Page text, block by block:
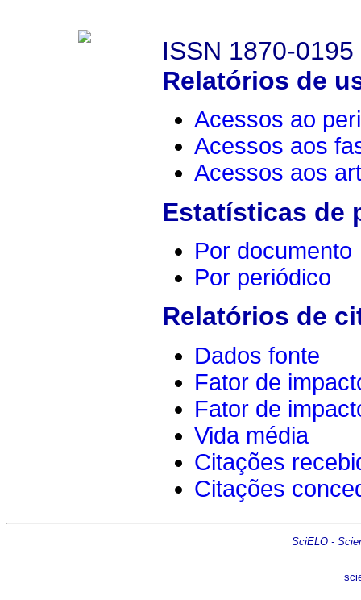
ISSN 1870-0195
Relatórios de
Acessos ao
Acessos aos
Acessos aos
Estatísticas de
Por documento
Por periódico
Relatórios de
Dados fonte
Fator de
Fator de
Vida média
Citações
Citações
SciELO -